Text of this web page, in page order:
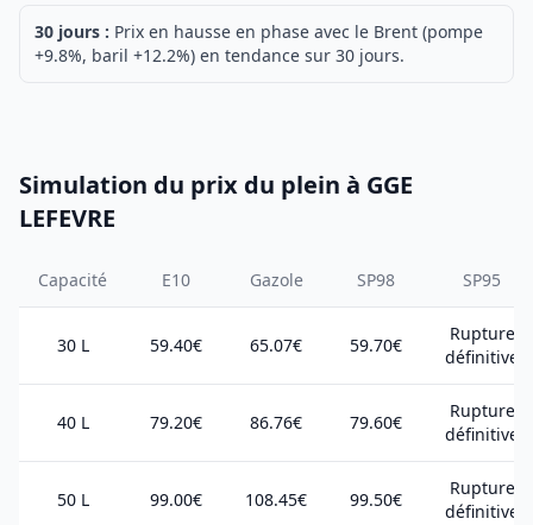
30 jours : Prix en hausse en phase avec le Brent (pompe
+9.8%, baril +12.2%) en tendance sur 30 jours.
Simulation du prix du plein à GGE
LEFEVRE
Capacité E10 Gazole SP98 SP95
30 L 59.40€ 65.07€ 59.70€
Rupture
définitive
40 L 79.20€ 86.76€ 79.60€
Rupture
définitive
50 L 99.00€ 108.45€ 99.50€
Rupture
définitive